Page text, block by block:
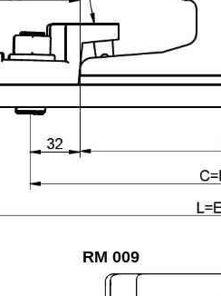
RM 009